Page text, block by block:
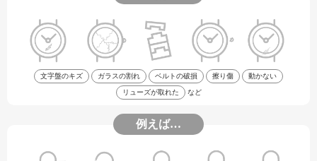
文字盤のキズ ガラスの割れ ベルトの破損 擦り傷 動かない
リューズが取れた など
例えば…